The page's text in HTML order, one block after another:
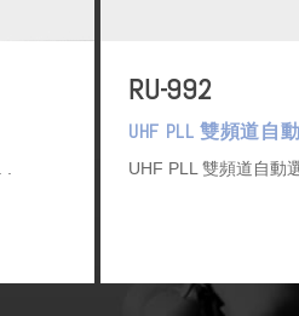
RU-992
UHF PLL 雙頻道自
UHF PLL 雙頻道自動